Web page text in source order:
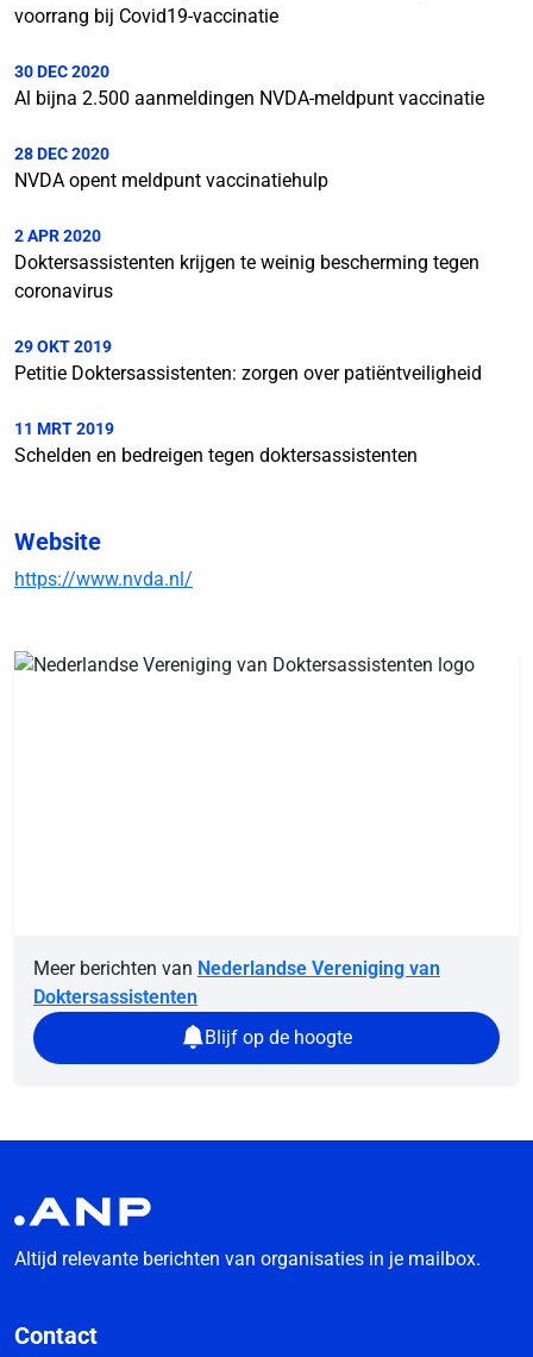
voorrang bij Covid19-vaccinatie
30 DEC 2020
Al bijna 2.500 aanmeldingen NVDA-meldpunt vaccinatie
28 DEC 2020
NVDA opent meldpunt vaccinatiehulp
2 APR 2020
Doktersassistenten krijgen te weinig bescherming tegen
coronavirus
29 OKT 2019
Petitie Doktersassistenten: zorgen over patiëntveiligheid
11 MRT 2019
Schelden en bedreigen tegen doktersassistenten
Website
https://www.nvda.nl/
Meer berichten van Nederlandse Vereniging van
Doktersassistenten
Blijf op de hoogte
Altijd relevante berichten van organisaties in je mailbox.
Contact